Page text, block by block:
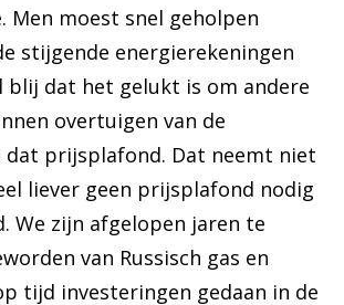
Men moest snel geholpen
stijgende energierekeningen
blij dat het gelukt is om andere
overtuigen van de
dat prijsplafond. Dat neemt niet
liever geen prijsplafond nodig
We zijn afgelopen jaren te
van Russisch gas en
tijd investeringen gedaan in de